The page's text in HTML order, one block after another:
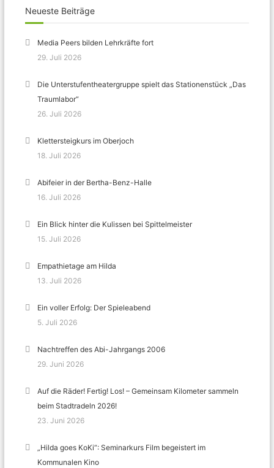
Neueste Beiträge
Media Peers bilden Lehrkräfte fort
29. Juli 2026
Die Unterstufentheatergruppe spielt das Stationenstück „Das
Traumlabor“
26. Juli 2026
Klettersteigkurs im Oberjoch
18. Juli 2026
Abifeier in der Bertha-Benz-Halle
16. Juli 2026
Ein Blick hinter die Kulissen bei Spittelmeister
15. Juli 2026
Empathietage am Hilda
13. Juli 2026
Ein voller Erfolg: Der Spieleabend
5. Juli 2026
Nachtreffen des Abi-Jahrgangs 2006
29. Juni 2026
Auf die Räder! Fertig! Los! – Gemeinsam Kilometer sammeln
beim Stadtradeln 2026!
23. Juni 2026
„Hilda goes KoKi“: Seminarkurs Film begeistert im
Kommunalen Kino